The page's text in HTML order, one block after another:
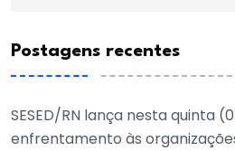
Postagens recentes
SESED/RN lança nesta quinta
enfrentamento às